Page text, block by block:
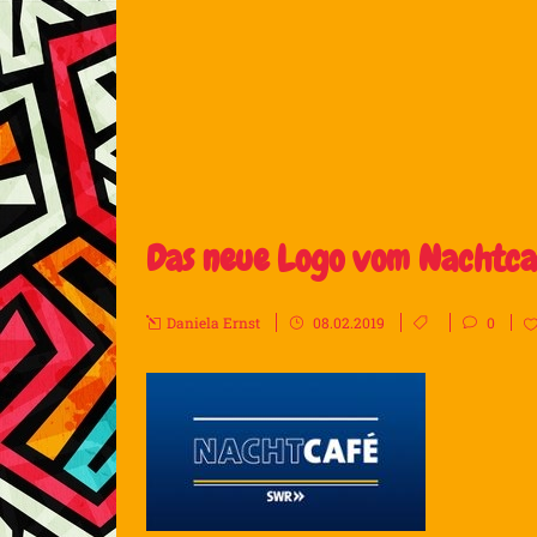
Das neue Logo vom
Daniela Ernst 08.02.2019 0